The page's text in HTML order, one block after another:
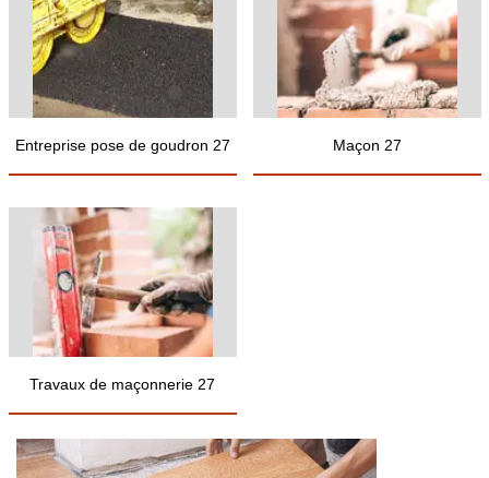
Entreprise pose de goudron 27 Maçon 27
Travaux de maçonnerie 27